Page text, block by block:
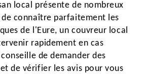
local présente de nombreux
de connaître parfaitement les
de l'Eure, un couvreur local
rapidement en cas
de demander des
de vérifier les avis pour vous